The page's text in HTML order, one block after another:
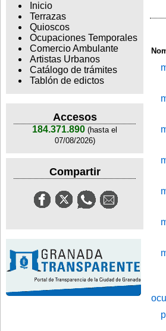
Inicio
Terrazas
Quioscos
Ocupaciones Temporales
Comercio Ambulante
Artistas Urbanos
Catálogo de trámites
Tablón de edictos
Accesos
184.371.890 (hasta el
07/08/2026)
Compartir